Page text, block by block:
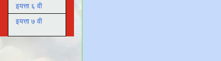
इयत्ता ६ वी
इयत्ता ७ वी